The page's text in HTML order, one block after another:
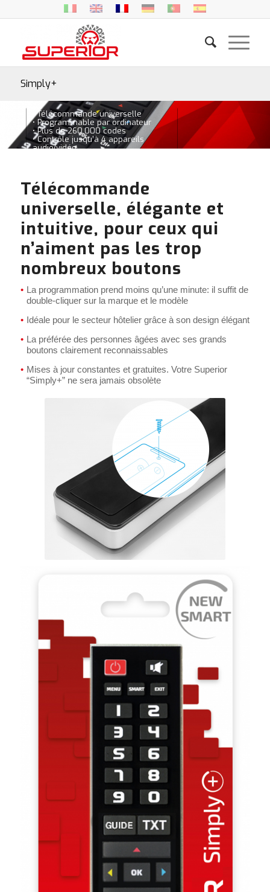
Simply+
• Télécommande universelle
• Programmable par ordinateur
• Plus de 260.000 codes
• Contrôle jusqu’à 4 appareils
audio/vidéo
Télécommande
universelle, élégante et
intuitive, pour ceux qui
n’aiment pas les trop
nombreux boutons
La programmation prend moins qu’une minute: il suffit de
double-cliquer sur la marque et le modèle
Idéale pour le secteur hôtelier grâce à son design élégant
La préférée des personnes âgées avec ses grands
boutons clairement reconnaissables
Mises à jour constantes et gratuites. Votre Superior
“Simply+” ne sera jamais obsolète